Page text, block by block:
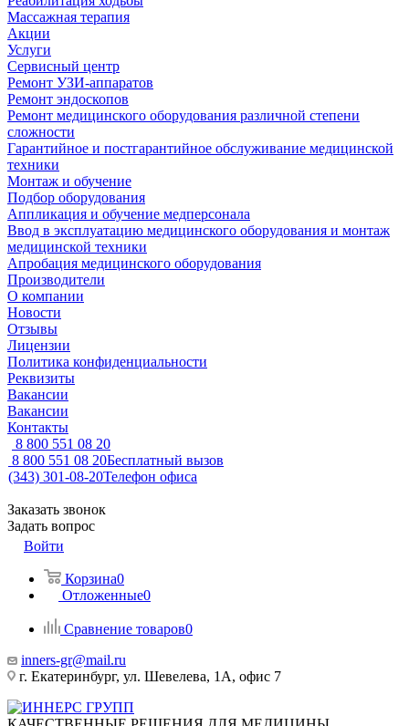
Массажная терапия
Акции
Услуги
Сервисный центр
Ремонт УЗИ-аппаратов
Ремонт эндоскопов
Ремонт медицинского оборудования различной степени
сложности
Гарантийное и постгарантийное обслуживание медицинской
техники
Монтаж и обучение
Подбор оборудования
Аппликация и обучение медперсонала
Ввод в эксплуатацию медицинского оборудования и монтаж
медицинской техники
Апробация медицинского оборудования
Производители
О компании
Новости
Отзывы
Лицензии
Политика конфиденциальности
Реквизиты
Вакансии
Вакансии
Контакты
8 800 551 08 20
8 800 551 08 20Бесплатный вызов
(343) 301-08-20Телефон офиса
Заказать звонок
Задать вопрос
Войти
Корзина0
Отложенные0
Сравнение товаров0
inners-gr@mail.ru
г. Екатеринбург, ул. Шевелева, 1А, офис 7